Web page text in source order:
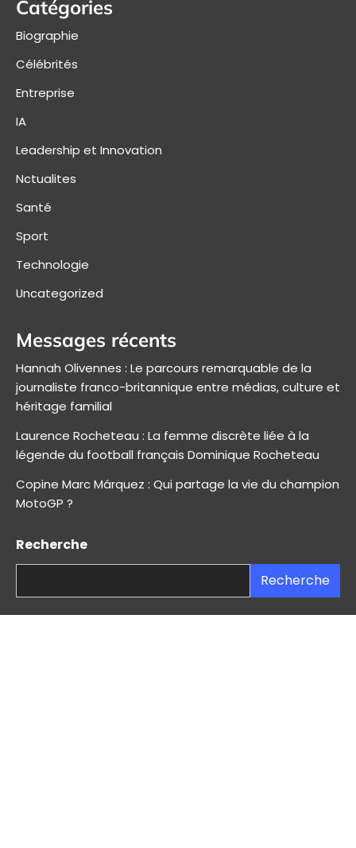
Catégories
Biographie
Célébrités
Entreprise
IA
Leadership et Innovation
Nctualites
Santé
Sport
Technologie
Uncategorized
Messages récents
Hannah Olivennes : Le parcours remarquable de la
journaliste franco-britannique entre médias, culture et
héritage familial
Laurence Rocheteau : La femme discrète liée à la
légende du football français Dominique Rocheteau
Copine Marc Márquez : Qui partage la vie du champion
MotoGP ?
Recherche
Recherche